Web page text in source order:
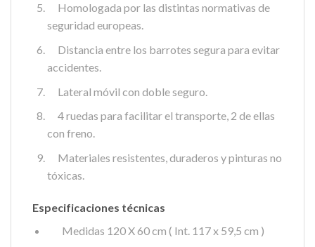
Homologada por las distintas normativas de
seguridad europeas.
Distancia entre los barrotes segura para evitar
accidentes.
Lateral móvil con doble seguro.
4 ruedas para facilitar el transporte, 2 de ellas
con freno.
Materiales resistentes, duraderos y pinturas no
tóxicas.
Especificaciones técnicas
Medidas 120 X 60 cm ( Int. 117 x 59,5 cm )